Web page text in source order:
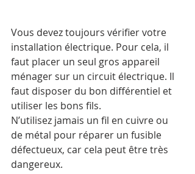
Vous devez toujours vérifier votre
installation électrique. Pour cela, il
faut placer un seul gros appareil
ménager sur un circuit électrique. Il
faut disposer du bon différentiel et
utiliser les bons fils.
N’utilisez jamais un fil en cuivre ou
de métal pour réparer un fusible
défectueux, car cela peut être très
dangereux.